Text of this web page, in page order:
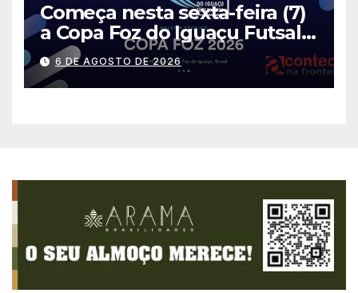
Começa nesta sexta-feira (7)
a Copa Foz do Iguaçu Futsal
2026 com equipes de quatro
países
6 DE AGOSTO DE 2026